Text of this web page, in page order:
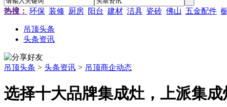
热搜： 环保 装修 厨房 阳台 建材 洁具 瓷砖 佛山 五金配件
吊顶头条
头条资讯
吊顶头条 > 头条资讯 > 吊顶商企动态
选择十大品牌集成灶，上派集